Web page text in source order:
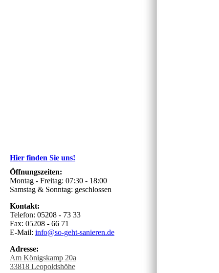
Hier finden Sie uns!
Öffnungszeiten:
Montag - Freitag: 07:30 - 18:00
Samstag & Sonntag: geschlossen
Kontakt:
Telefon: 05208 - 73 33
Fax: 05208 - 66 71
E-Mail: info@so-geht-sanieren.de
Adresse:
Am Königskamp 20a
33818 Leopoldshöhe